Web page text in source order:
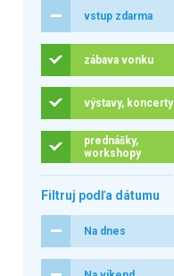
vstup zdarma
zábava vonku
výstavy, koncerty
prednášky,
workshopy
Filtruj podľa dátumu
Na dnes